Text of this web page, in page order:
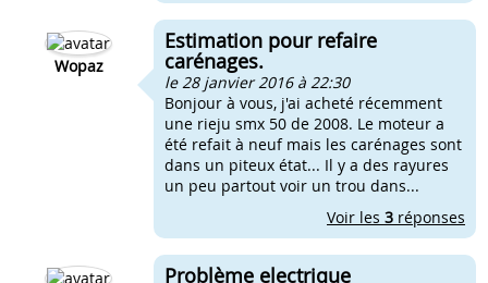
Wopaz
Estimation pour refaire
carénages.
le 28 janvier 2016 à 22:30
Bonjour à vous, j'ai acheté récemment
une rieju smx 50 de 2008. Le moteur a
été refait à neuf mais les carénages sont
dans un piteux état... Il y a des rayures
un peu partout voir un trou dans...
Voir les 3 réponses
Problème electrique